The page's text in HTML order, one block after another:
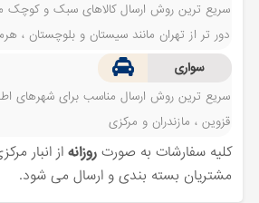
سریع ترین روش ارسال کالاهای سبک و کوچک
دور تر از تهران مانند سیستان و بلوچستان ،
سواری
سریع ترین روش ارسال مناسب برای شهرهای
قزوین ، مازندران و مرکزی
کلیه سفارشات به صورتروزانه از انبار
مشتریان بسته بندی و ارسال می شود.